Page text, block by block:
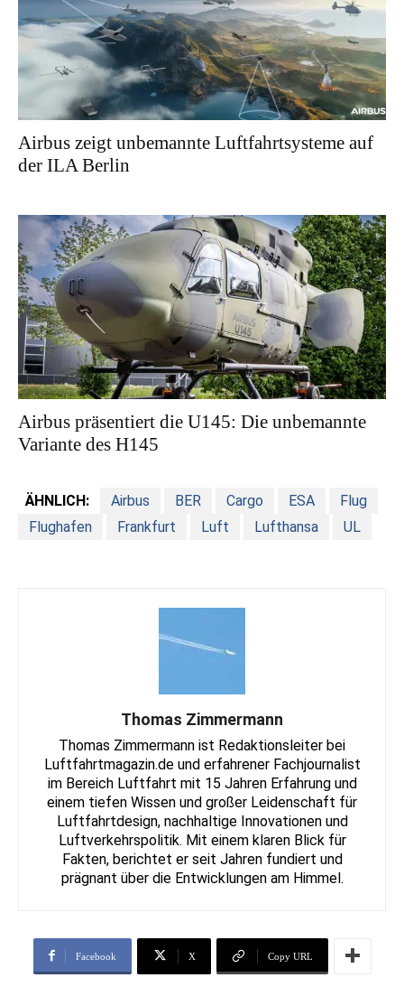
Airbus zeigt unbemannte Luftfahrtsysteme auf
der ILA Berlin
Airbus präsentiert die U145: Die unbemannte
Variante des H145
ÄHNLICH: Airbus BER Cargo ESA
Flug
Flughafen
Frankfurt Luft Lufthansa UL
Thomas Zimmermann
Thomas Zimmermann ist Redaktionsleiter bei
Luftfahrtmagazin.de und erfahrener Fachjournalist
im Bereich Luftfahrt mit 15 Jahren Erfahrung und
einem tiefen Wissen und großer Leidenschaft für
Luftfahrtdesign, nachhaltige Innovationen und
Luftverkehrspolitik. Mit einem klaren Blick für
Fakten, berichtet er seit Jahren fundiert und
prägnant über die Entwicklungen am Himmel.
Facebook X Copy URL